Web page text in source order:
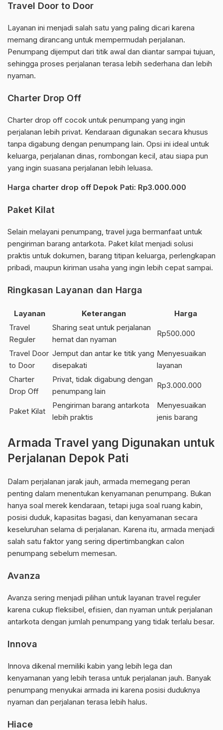
Travel Door to Door
Layanan ini menjadi salah satu yang paling dicari karena
memang dirancang untuk mempermudah perjalanan.
Penumpang dijemput dari titik awal dan diantar sampai tujuan,
sehingga proses perjalanan terasa lebih sederhana dan lebih
nyaman.
Charter Drop Off
Charter drop off cocok untuk penumpang yang ingin
perjalanan lebih privat. Kendaraan digunakan secara khusus
tanpa digabung dengan penumpang lain. Opsi ini ideal untuk
keluarga, perjalanan dinas, rombongan kecil, atau siapa pun
yang ingin suasana perjalanan lebih leluasa.
Harga charter drop off Depok Pati: Rp3.000.000
Paket Kilat
Selain melayani penumpang, travel juga bermanfaat untuk
pengiriman barang antarkota. Paket kilat menjadi solusi
praktis untuk dokumen, barang titipan keluarga, perlengkapan
pribadi, maupun kiriman usaha yang ingin lebih cepat sampai.
Ringkasan Layanan dan Harga
Layanan Keterangan
Harga
Travel
Reguler
Sharing seat untuk perjalanan
hemat dan nyaman
Rp500.000
Travel Door
to Door
Jemput dan antar ke titik yang
disepakati
Menyesuaikan
layanan
Charter
Drop Off
Privat, tidak digabung dengan
penumpang lain
Rp3.000.000
Paket Kilat
Pengiriman barang antarkota
lebih praktis
Menyesuaikan
jenis barang
Armada Travel yang Digunakan untuk
Perjalanan Depok Pati
Dalam perjalanan jarak jauh, armada memegang peran
penting dalam menentukan kenyamanan penumpang. Bukan
hanya soal merek kendaraan, tetapi juga soal ruang kabin,
posisi duduk, kapasitas bagasi, dan kenyamanan secara
keseluruhan selama di perjalanan. Karena itu, armada menjadi
salah satu faktor yang sering dipertimbangkan calon
penumpang sebelum memesan.
Avanza
Avanza sering menjadi pilihan untuk layanan travel reguler
karena cukup fleksibel, efisien, dan nyaman untuk perjalanan
antarkota dengan jumlah penumpang yang tidak terlalu besar.
Innova
Innova dikenal memiliki kabin yang lebih lega dan
kenyamanan yang lebih terasa untuk perjalanan jauh. Banyak
penumpang menyukai armada ini karena posisi duduknya
nyaman dan perjalanan terasa lebih halus.
Hiace